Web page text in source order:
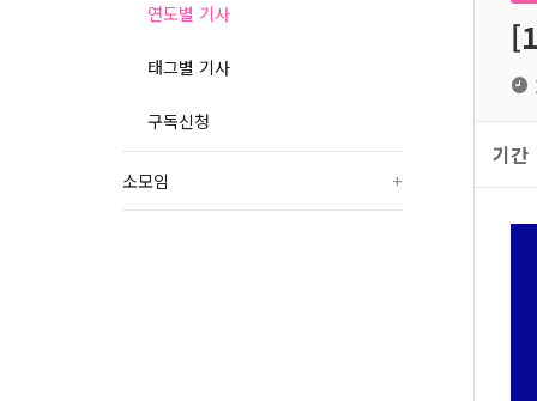
연도별 기사
태그별 기사
구독신청
소모임 +
기간